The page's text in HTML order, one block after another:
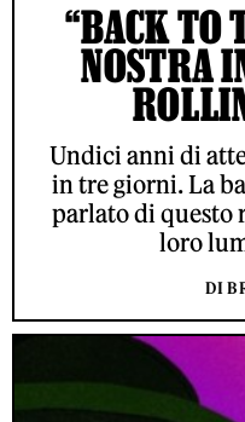
“BACK TO
NOSTRA
Undici anni di
in tre giorni. La
parlato di questo
loro
DI